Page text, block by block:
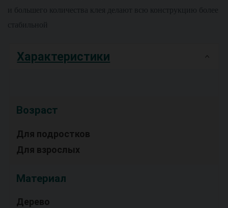
и большего количества клея делают всю конструкцию более
стабильной
Характеристики
Возраст
Для подростков
Для взрослых
Материал
Дерево